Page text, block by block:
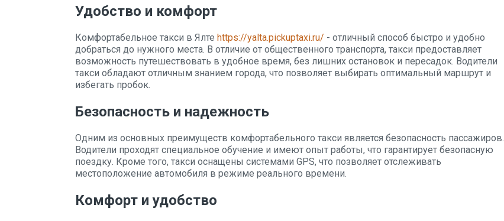
Удобство и комфорт
Комфортабельное такси в Ялте https://yalta.pickuptaxi.ru/ - отличный способ быстро и удобно
добраться до нужного места. В отличие от общественного транспорта, такси предоставляет
возможность путешествовать в удобное время, без лишних остановок и пересадок. Водители
такси обладают отличным знанием города, что позволяет выбирать оптимальный маршрут и
избегать пробок.
Безопасность и надежность
Одним из основных преимуществ комфортабельного такси является безопасность пассажиров.
Водители проходят специальное обучение и имеют опыт работы, что гарантирует безопасную
поездку. Кроме того, такси оснащены системами GPS, что позволяет отслеживать
местоположение автомобиля в режиме реального времени.
Комфорт и удобство